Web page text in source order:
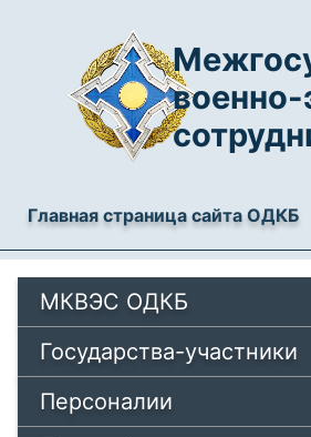
Главная страница сайта ОДКБ
МКВЭС ОДКБ
Государства-участники
Персоналии